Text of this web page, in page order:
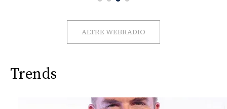
ALTRE WEBRADIO
Trends